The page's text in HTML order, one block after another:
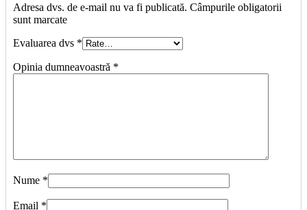
Adresa dvs. de e-mail nu va fi publicată. Câmpurile obligatorii
sunt marcate
Evaluarea dvs *
Opinia dumneavoastră *
Nume *
Email *